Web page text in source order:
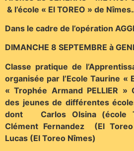
& l’école « El TOREO » de
Dans le cadre de l’opération
DIMANCHE 8 SEPTEMBRE à
Classe pratique de
organisée par l’Ecole
« Trophée Armand PELLIER »
des jeunes de différentes
dont Carlos Olsina (école
Clément Fernandez (El
Lucas (El Toreo Nîmes)